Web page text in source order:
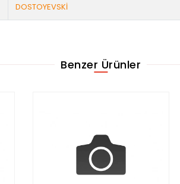
DOSTOYEVSKİ
Benzer Ürünler